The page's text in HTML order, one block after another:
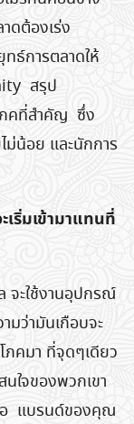
ดต้องเร่ง
ธ์การตลาดให้
สรุป
ภคที่สำคัญ ซึ่ง
ม่น้อย และนักการ
ริ่มเข้ามาแทนที่
จะใช้งานอุปกรณ์
มว่ามันเกือบจะ
ภคมา ที่จุดๆเดียว
ใจของพวกเขา
อ แบรนด์ของคุณ